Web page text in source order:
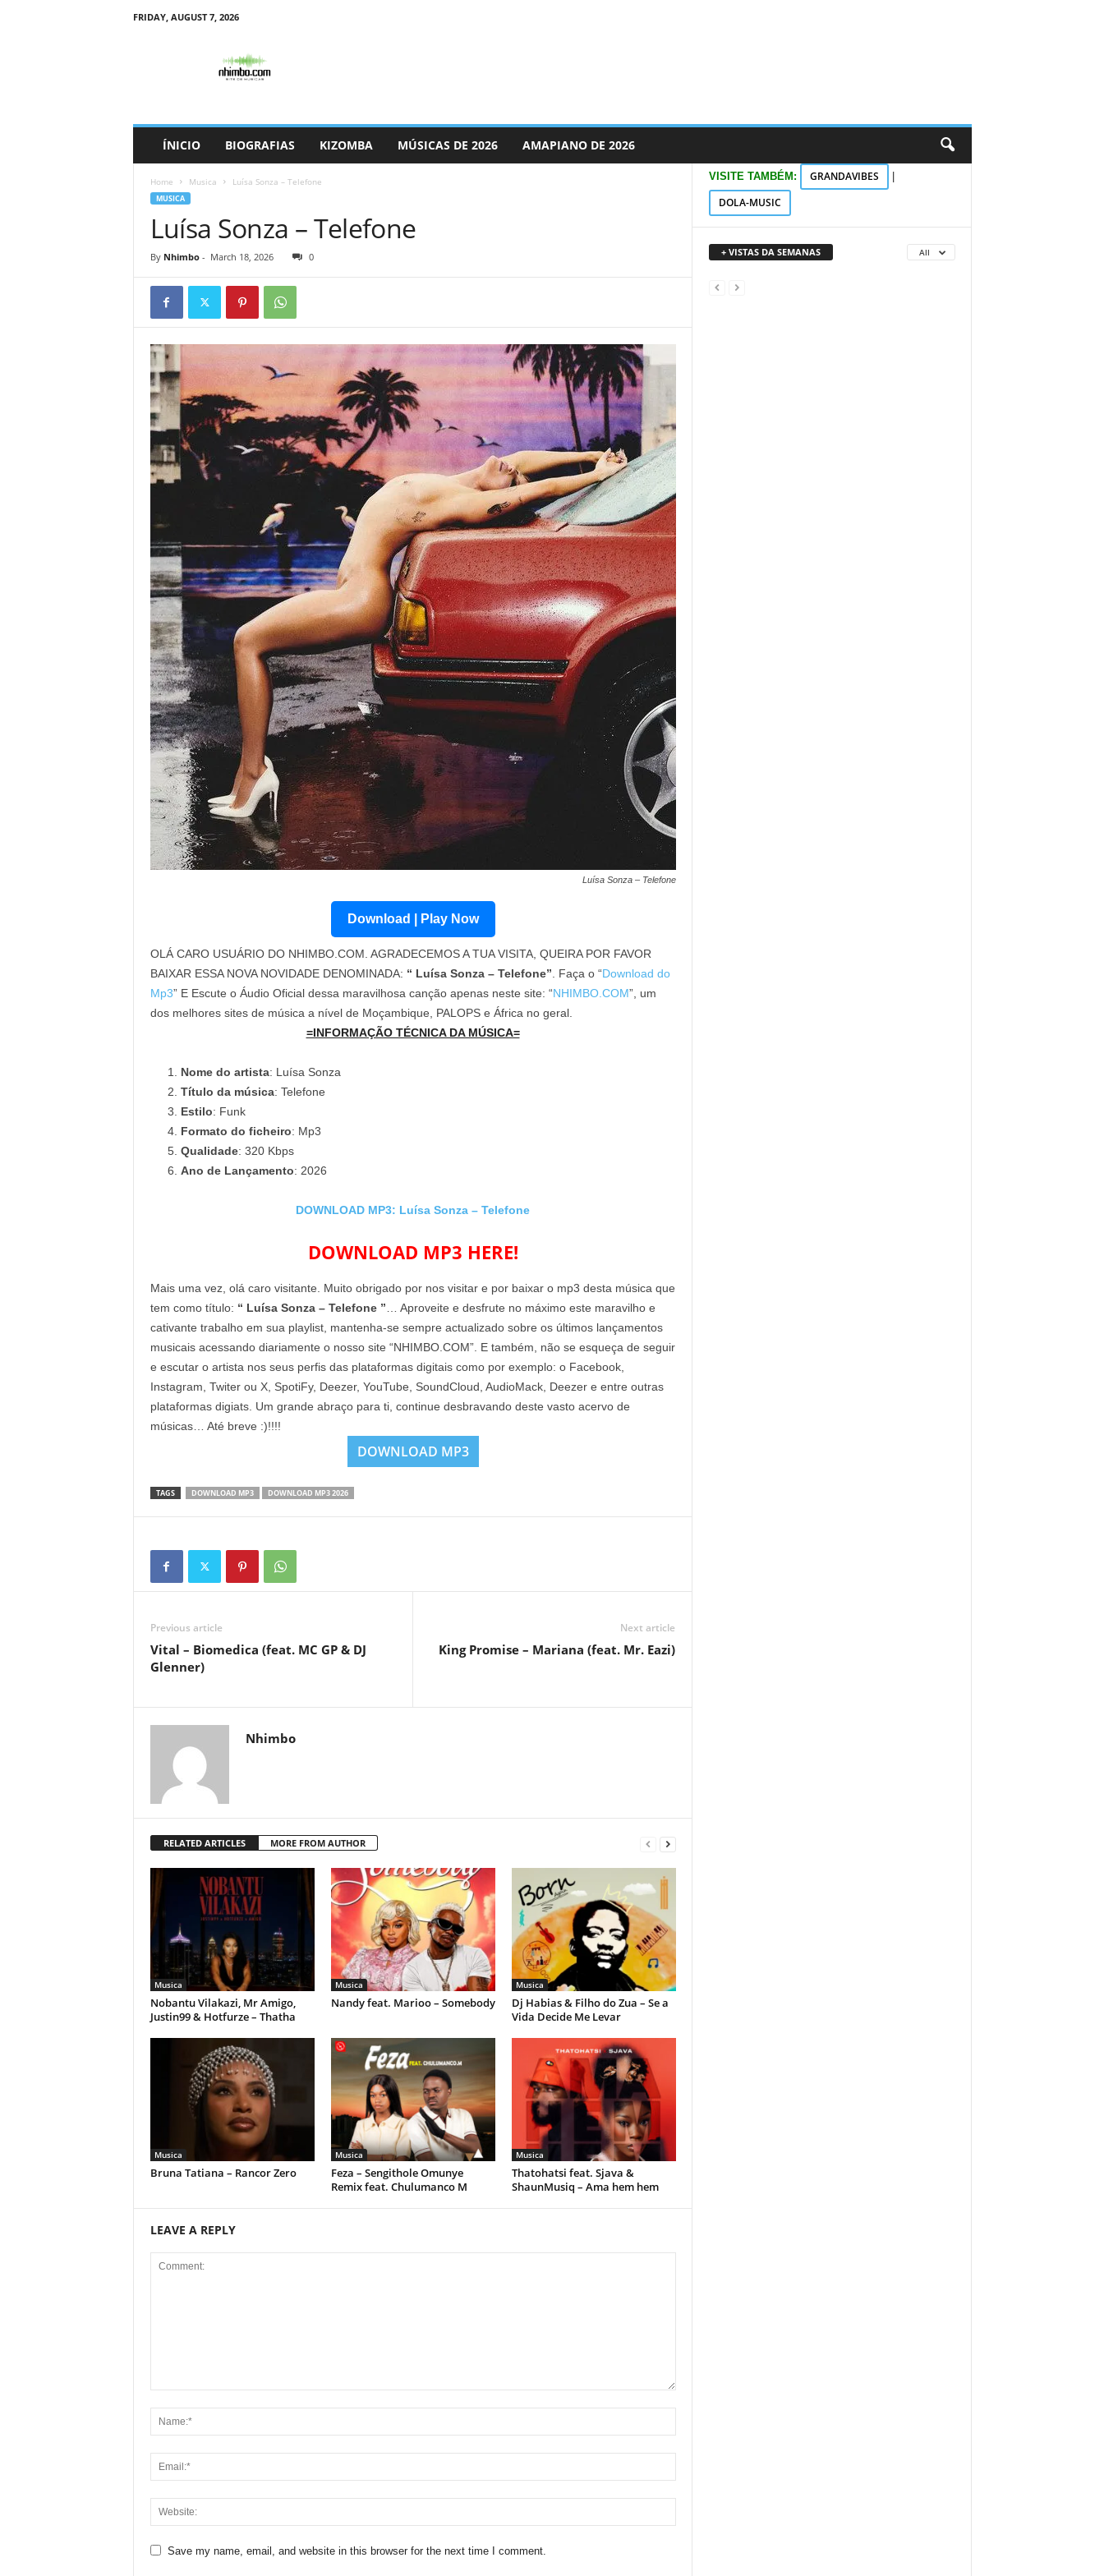
FRIDAY, AUGUST 7, 2026
ÍNICIO BIOGRAFIAS KIZOMBA MÚSICAS DE 2026 AMAPIANO DE 2026
Home Musica Luísa Sonza – Telefone
MUSICA
Luísa Sonza – Telefone
By Nhimbo- March 18, 2026 0
Luísa Sonza – Telefone
Download | Play Now
OLÁ CARO USUÁRIO DO NHIMBO.COM. AGRADECEMOS A TUA VISITA, QUEIRA POR FAVOR
BAIXAR ESSA NOVA NOVIDADE DENOMINADA: “ Luísa Sonza – Telefone” . Faça o “Download do
Mp3” E Escute o Áudio Oficial dessa maravilhosa canção apenas neste site: “NHIMBO.COM”, um
dos melhores sites de música a nível de Moçambique, PALOPS e África no geral.
=INFORMAÇÃO TÉCNICA DA MÚSICA=
Nome do artista: Luísa Sonza
Título da música: Telefone
Estilo: Funk
Formato do ficheiro: Mp3
Qualidade: 320 Kbps
Ano de Lançamento: 2026
DOWNLOAD MP3: Luísa Sonza – Telefone
DOWNLOAD MP3 HERE!
Mais uma vez, olá caro visitante. Muito obrigado por nos visitar e por baixar o mp3 desta música que
tem como título: “ Luísa Sonza – Telefone ” … Aproveite e desfrute no máximo este maravilho e
cativante trabalho em sua playlist, mantenha-se sempre actualizado sobre os últimos lançamentos
musicais acessando diariamente o nosso site “NHIMBO.COM”. E também, não se esqueça de seguir
e escutar o artista nos seus perfis das plataformas digitais como por exemplo: o Facebook,
Instagram, Twiter ou X, SpotiFy, Deezer, YouTube, SoundCloud, AudioMack, Deezer e entre outras
plataformas digiats. Um grande abraço para ti, continue desbravando deste vasto acervo de
músicas… Até breve :)!!!!
DOWNLOAD MP3
TAGS DOWNLOAD MP3 DOWNLOAD MP3 2026
Previous article
Vital – Biomedica (feat. MC GP & DJ
Glenner)
Next article
King Promise – Mariana (feat. Mr. Eazi)
Nhimbo
RELATED ARTICLES MORE FROM AUTHOR
Musica
Nobantu Vilakazi, Mr Amigo,
Justin99 & Hotfurze – Thatha
Musica
Nandy feat. Marioo – Somebody
Musica
Dj Habias & Filho do Zua – Se a
Vida Decide Me Levar
Musica
Bruna Tatiana – Rancor Zero
Musica
Feza – Sengithole Omunye
Remix feat. Chulumanco M
Musica
Thatohatsi feat. Sjava &
ShaunMusiq – Ama hem hem
LEAVE A REPLY
Save my name, email, and website in this browser for the next time I comment.
VISITE TAMBÉM: GRANDAVIBES
DOLA-MUSIC
+ VISTAS DA SEMANAS All